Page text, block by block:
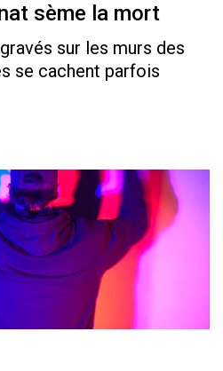
sème la mort
sur les murs des
se cachent parfois